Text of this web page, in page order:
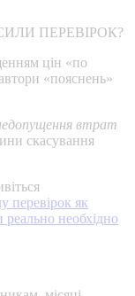
ПЕРЕВІРОК?
цін «по
«пояснень»
втрат
скасування
перевірок як
необхідно